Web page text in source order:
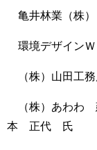
亀井林業（
環境デザイン
（株）山田工
（株）あわわ
本 正代 氏